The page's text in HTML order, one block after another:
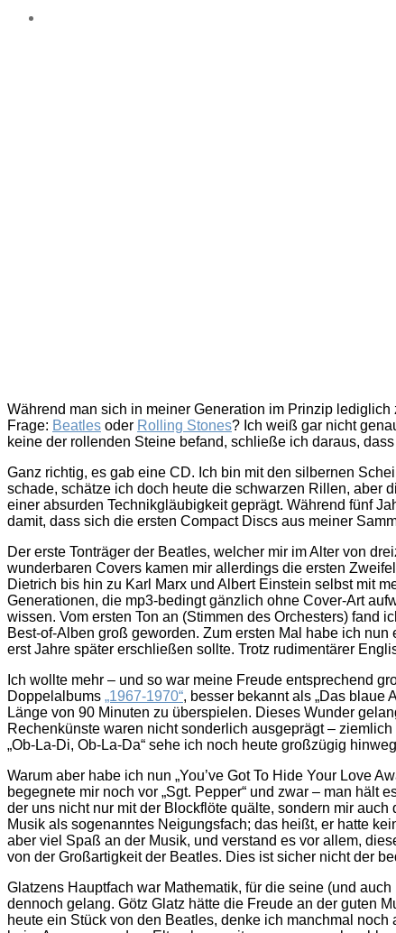
Während man sich in meiner Generation im Prinzip lediglich
Frage: Beatles oder Rolling Stones? Ich weiß gar nicht
keine der rollenden Steine befand, schließe ich daraus,
Ganz richtig, es gab eine CD. Ich bin mit den silbernen
schade, schätze ich doch heute die schwarzen Rillen, aber
einer absurden Technikgläubigkeit geprägt. Während fünf
damit, dass sich die ersten Compact Discs aus meiner
Der erste Tonträger der Beatles, welcher mir im Alter von
wunderbaren Covers kamen mir allerdings die ersten
Dietrich bis hin zu Karl Marx und Albert Einstein selbst mit
Generationen, die mp3-bedingt gänzlich ohne Cover-Art
wissen. Vom ersten Ton an (Stimmen des Orchesters) fand
Best-of-Alben groß geworden. Zum ersten Mal habe ich
erst Jahre später erschließen sollte. Trotz rudimentärer
Ich wollte mehr – und so war meine Freude entsprechend
Doppelalbums „1967-1970“, besser bekannt als „Das blaue
Länge von 90 Minuten zu überspielen. Dieses Wunder
Rechenkünste waren nicht sonderlich ausgeprägt –
„Ob-La-Di, Ob-La-Da“ sehe ich noch heute großzügig
Warum aber habe ich nun „You’ve Got To Hide Your Love
begegnete mir noch vor „Sgt. Pepper“ und zwar – man hält
der uns nicht nur mit der Blockflöte quälte, sondern mir auch
Musik als sogenanntes Neigungsfach; das heißt, er hatte
aber viel Spaß an der Musik, und verstand es vor allem,
von der Großartigkeit der Beatles. Dies ist sicher nicht der
Glatzens Hauptfach war Mathematik, für die seine (und
dennoch gelang. Götz Glatz hätte die Freude an der guten
heute ein Stück von den Beatles, denke ich manchmal